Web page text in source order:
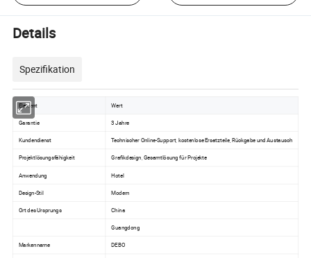
Details
Spezifikation
Element Wert
Garantie 3 Jahre
Kundendienst Technischer Online-Support, kostenlose Ersatzteile, Rückgabe und Austausch
Projektlösungsfähigkeit Grafikdesign, Gesamtlösung für Projekte
Anwendung Hotel
Design-Stil Modern
Ort des Ursprungs China
Guangdong
Markenname DEBO